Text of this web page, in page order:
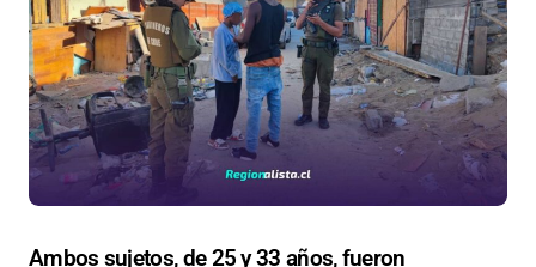
Ambos sujetos, de 25 y 33 años, fueron